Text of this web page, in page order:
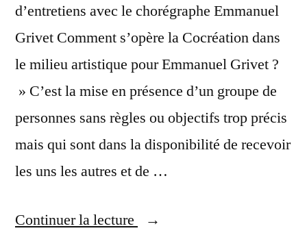
d’entretiens avec le chorégraphe Emmanuel
Grivet Comment s’opère la Cocréation dans
le milieu artistique pour Emmanuel Grivet ?
» C’est la mise en présence d’un groupe de
personnes sans règles ou objectifs trop précis
mais qui sont dans la disponibilité de recevoir
les uns les autres et de …
Continuer la lecture
« La Cocréation dans la